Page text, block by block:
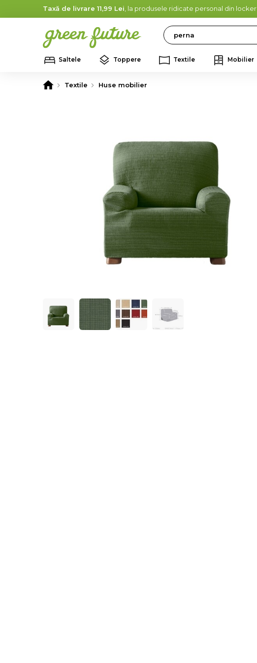
Taxă de livrare 11,99 Lei , la produsele ridicate personal din locker
Search
Saltele Toppere Textile Mobilier
Textile Huse mobilier